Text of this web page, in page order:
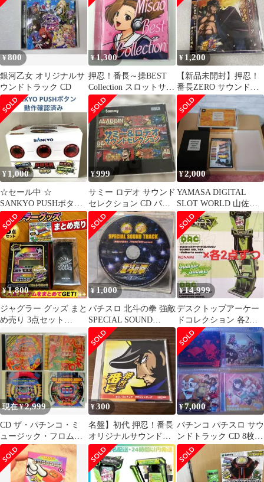
¥800
銀河乙女 オリジナルサ
ウンドトラック CD
¥1,300
押忍！番長～操BEST
Collection スロットサウ
ンドトラックCD
¥ 1,200
【新品未開封】押忍！
番長ZERO サウンドト
ラック CD サントラ パ
チスロ
¥ 1,000
☆セール中 ☆
SANKYO PUSHボタン
光る鳴る 動作品 サンキ
ョー
¥999
サミー ロデオ サウンド
セレクション CD パチ
スロ サントラ 希少
¥2,000
YAMASA DIGITAL
SLOT WORLD 山佐デ
ジワールド4DX
¥1,800
ジャグラー グッズ まと
め売り 3点セット
GOGO CHANCE スロッ
ト
¥1,000
パチスロ 北斗の拳 強敵
SPECIAL SOUND
TRACK
¥14,999
デスクトップアーケー
ドコレクション 各2種
計4点セット
現在 ¥2,999
CD ザ・パチンコ・ミ
ュージック・フロム・
三共4作品まとめ売り
¥300
名盤】初代 押忍！番長
オリジナルサウンドト
ラック CD サントラ 大
都技研
¥7,000
パチンコ パチスロ サウ
ンドトラック CD 8枚セ
ット